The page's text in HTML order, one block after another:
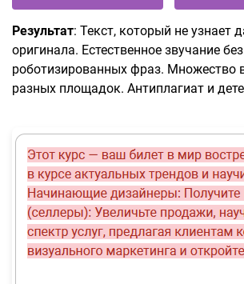
Результат: Текст, который не узнает
оригинала. Естественное звучание без
роботизированных фраз. Множество
разных площадок. Антиплагиат и